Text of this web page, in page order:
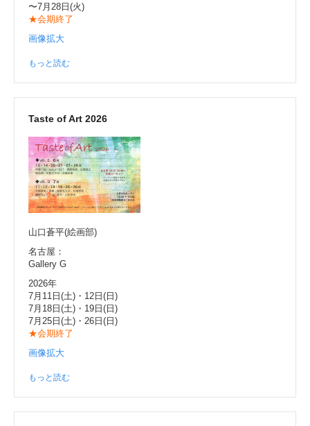
〜7月28日(火)
★会期終了
画像拡大
もっと読む
Taste of Art 2026
山口蒼平(絵画部)
名古屋：
Gallery G
2026年
7月11日(土)・12日(日)
7月18日(土)・19日(日)
7月25日(土)・26日(日)
★会期終了
画像拡大
もっと読む